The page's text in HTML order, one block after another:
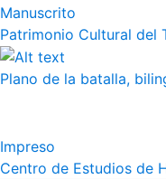
Manuscrito
Patrimonio Cultural del
Plano de la batalla,
Impreso
Centro de Estudios de